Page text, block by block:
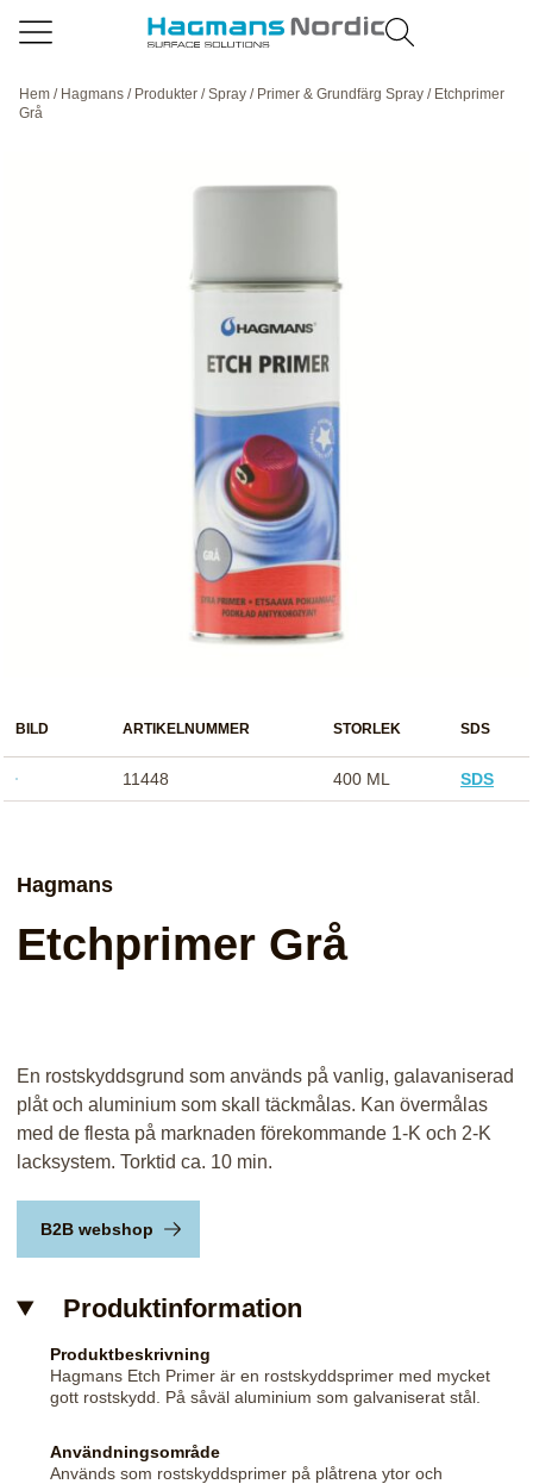
Hem / Hagmans / Produkter /Spray / Primer & Grundfärg Spray / Etchprimer
Grå
BILD ARTIKELNUMMER STORLEK SDS
11448 400 ML SDS
Hagmans
Etchprimer Grå
En rostskyddsgrund som används på vanlig, galavaniserad
plåt och aluminium som skall täckmålas. Kan övermålas
med de flesta på marknaden förekommande 1-K och 2-K
lacksystem. Torktid ca. 10 min.
B2B webshop
Produktinformation
Produktbeskrivning
Hagmans Etch Primer är en rostskyddsprimer med mycket
gott rostskydd. På såväl aluminium som galvaniserat stål.
Användningsområde
Används som rostskyddsprimer på plåtrena ytor och